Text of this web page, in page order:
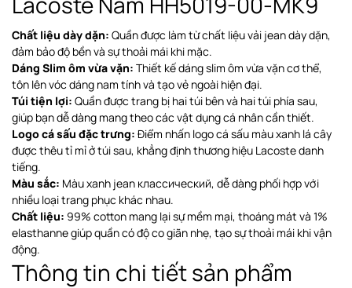
Chất liệu dày dặn: Quần được làm từ chất liệu vải jean dày dặn,
đảm bảo độ bền và sự thoải mái khi mặc.
Dáng Slim ôm vừa vặn: Thiết kế dáng slim ôm vừa vặn cơ thể,
tôn lên vóc dáng nam tính và tạo vẻ ngoài hiện đại.
Túi tiện lợi: Quần được trang bị hai túi bên và hai túi phía sau,
giúp bạn dễ dàng mang theo các vật dụng cá nhân cần thiết.
Logo cá sấu đặc trưng: Điểm nhấn logo cá sấu màu xanh lá cây
được thêu tỉ mỉ ở túi sau, khẳng định thương hiệu Lacoste danh
tiếng.
Màu sắc: Màu xanh jean классический, dễ dàng phối hợp với
nhiều loại trang phục khác nhau.
Chất liệu: 99% cotton mang lại sự mềm mại, thoáng mát và 1%
elasthanne giúp quần có độ co giãn nhẹ, tạo sự thoải mái khi vận
động.
Thông tin chi tiết sản phẩm